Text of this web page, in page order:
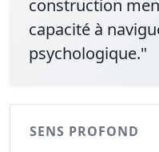
construction
capacité à
psychologique."
SENS PROFOND